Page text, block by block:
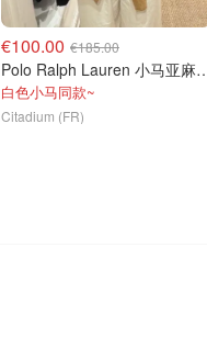
€100.00 €185.00
Polo Ralph
白色小马同款~
Citadium (FR)